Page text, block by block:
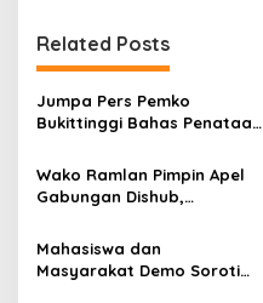
a
s
i
p
o
s
Related Posts
Jumpa Pers Pemko
Bukittinggi Bahas Penataan
Kampus UFDK
Wako Ramlan Pimpin Apel
Gabungan Dishub,
Persiapan Angkutan Gratis
Pelajar
Mahasiswa dan
Masyarakat Demo Soroti